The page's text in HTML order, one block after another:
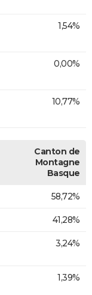
1,54%
0,00%
10,77%
Canton de
Montagne
Basque
58,72%
41,28%
3,24%
1,39%